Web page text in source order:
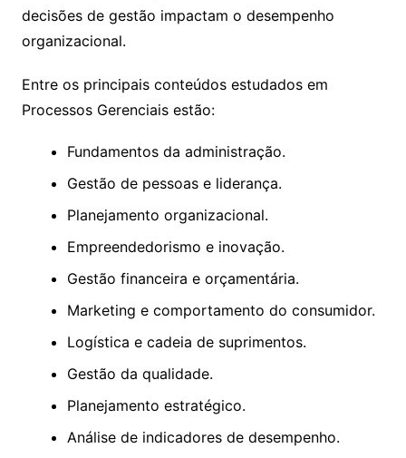
decisões de gestão impactam o desempenho
organizacional.
Entre os principais conteúdos estudados em
Processos Gerenciais estão:
Fundamentos da administração.
Gestão de pessoas e liderança.
Planejamento organizacional.
Empreendedorismo e inovação.
Gestão financeira e orçamentária.
Marketing e comportamento do consumidor.
Logística e cadeia de suprimentos.
Gestão da qualidade.
Planejamento estratégico.
Análise de indicadores de desempenho.